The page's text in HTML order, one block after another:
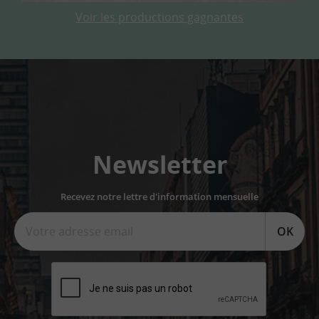
Voir les productions gagnantes
Newsletter
Recevez notre lettre d'information mensuelle
OK